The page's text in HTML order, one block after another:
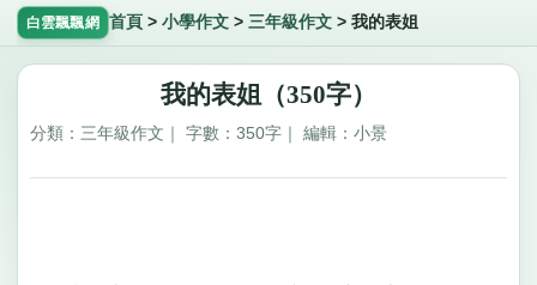
白雲飄飄網 首頁 > 小學作文> 三年級作文> 我的表姐
我的表姐（350字）
分類：三年級作文｜ 字數：350字｜ 編輯：小景